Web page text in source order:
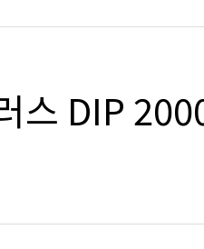
스 DIP